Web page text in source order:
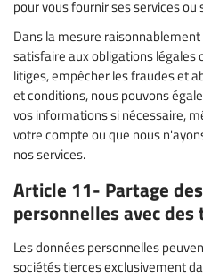
pour vous fournir ses services ou
Dans la mesure
satisfaire aux obligations légales
litiges, empêcher les fraudes et
et conditions, nous pouvons
vos informations si nécessaire,
votre compte ou que nous
nos services.
Article 11- Partage
personnelles avec des
Les données personnelles
sociétés tierces exclusivement